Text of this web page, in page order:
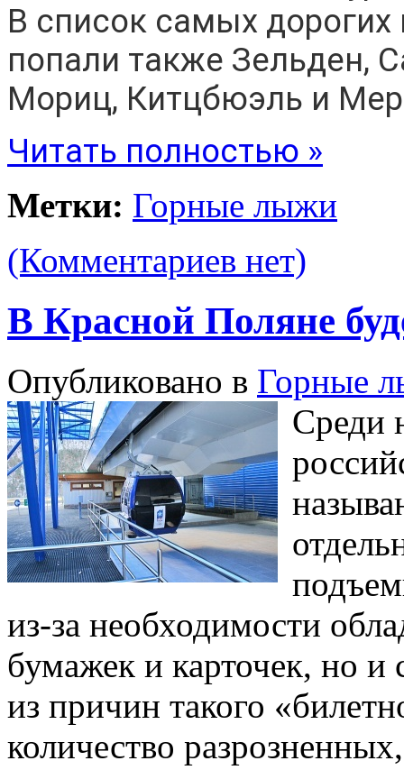
В список самых
попали также Зельден,
Мориц, Китцбюэль и
Читать полностью »
Метки: Горные лыжи
(Комментариев нет)
В Красной Поляне
Опубликовано в Горные
Среди
из-за необходимости
бумажек и карточек, но и
из причин такого
количество